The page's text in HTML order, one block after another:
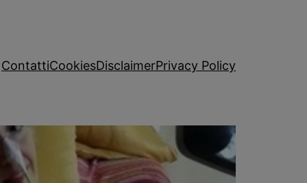
ContattiCookiesDisclaimerPrivacy Policy